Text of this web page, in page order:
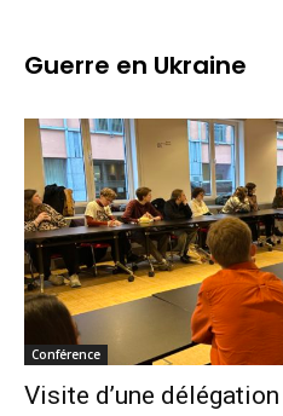
Guerre en Ukraine
Conférence
Visite d’une